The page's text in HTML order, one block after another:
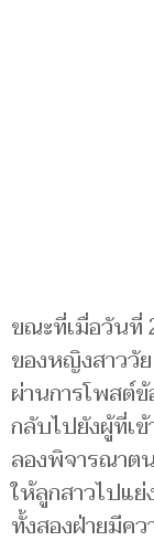
ขณะที่เมื่อวันที่
ของหญิงสาววั
ผ่านการโพสต์
กลับไปยังผู้ที่เ
ลองพิจารณาต
ให้ลูกสาวไปแ
ทั้งสองฝ่ายมีค